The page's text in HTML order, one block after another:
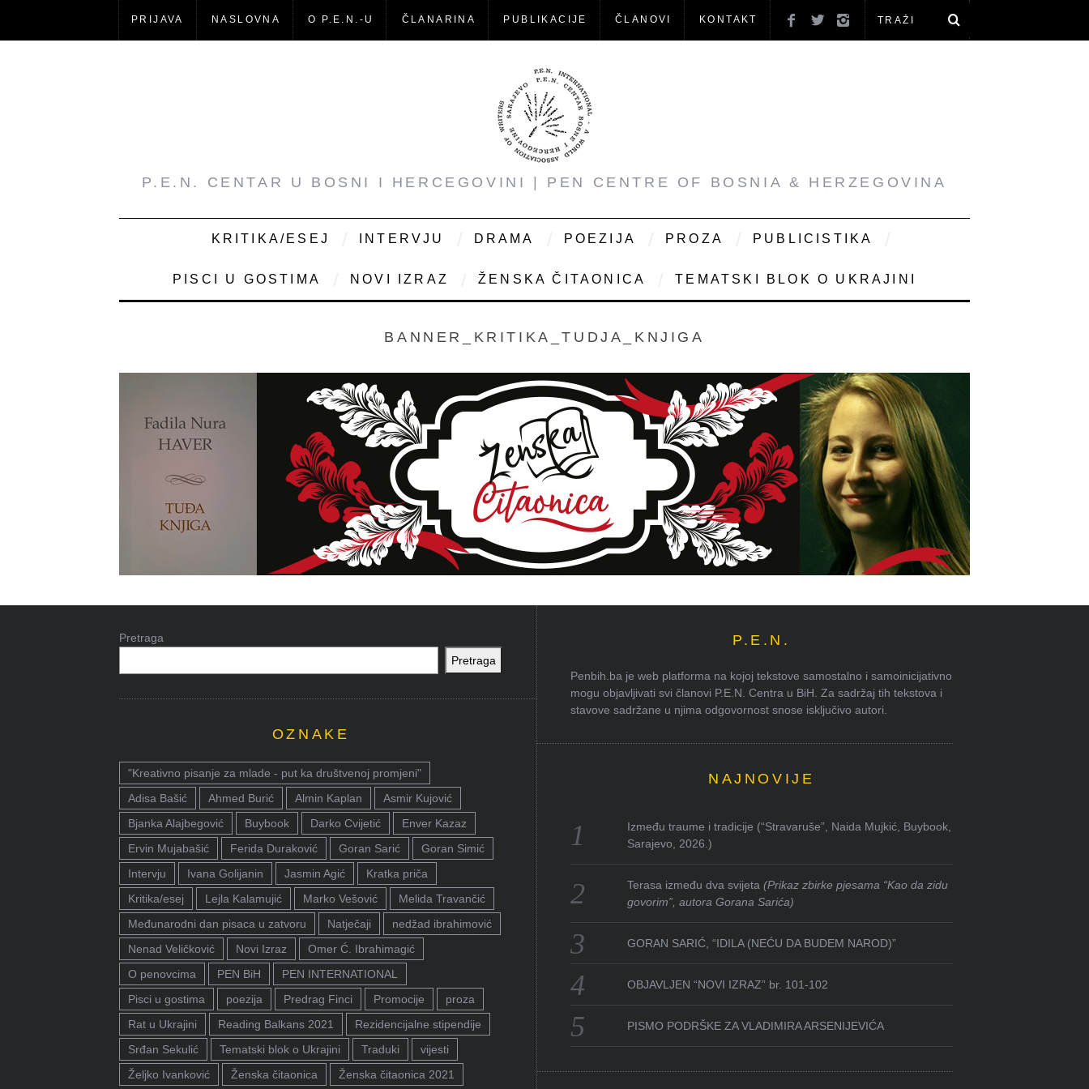
PRIJAVA NASLOVNA O P.E.N.-U ČLANARINA PUBLIKACIJE ČLANOVI KONTAKT
P.E.N. CENTAR U BOSNI I HERCEGOVINI | PEN CENTRE OF BOSNIA & HERZEGOVINA
KRITIKA/ESEJ INTERVJU DRAMA POEZIJA PROZA PUBLICISTIKA
PISCI U GOSTIMA NOVI IZRAZ ŽENSKA ČITAONICA TEMATSKI BLOK O UKRAJINI
BANNER_KRITIKA_TUDJA_KNJIGA
Pretraga
Pretraga
OZNAKE
"Kreativno pisanje za mlade - put ka društvenoj promjeni"
Adisa Bašić
Ahmed Burić Almin Kaplan
Asmir Kujović
Bjanka Alajbegović
Buybook Darko Cvijetić
Enver Kazaz
Ervin Mujabašić
Ferida Duraković Goran Sarić
Goran Simić
Intervju
Ivana Golijanin Jasmin Agić
Kratka priča
Kritika/esej
Lejla Kalamujić Marko Vešović
Melida Travančić
Međunarodni dan pisaca u zatvoru
Natječaji
nedžad ibrahimović
Nenad Veličković
Novi Izraz
Omer Ć. Ibrahimagić
O penovcima
PEN BiH
PEN INTERNATIONAL
Pisci u gostima
poezija Predrag Finci Promocije
proza
Rat u Ukrajini
Reading Balkans 2021
Rezidencijalne stipendije
Srđan Sekulić
Tematski blok o Ukrajini Traduki
vijesti
Željko Ivanković
Ženska čitaonica Ženska čitaonica 2021
P.E.N.
Penbih.ba je web platforma na kojoj tekstove samostalno i samoinicijativno
mogu objavljivati svi članovi P.E.N. Centra u BiH. Za sadržaj tih tekstova i
stavove sadržane u njima odgovornost snose isključivo autori.
NAJNOVIJE
Između traume i tradicije (“Stravaruše”, Naida Mujkić, Buybook,
Sarajevo, 2026.)
Terasa između dva svijeta(Prikaz zbirke pjesama “Kao da zidu
govorim”, autora Gorana Sarića)
GORAN SARIĆ, “IDILA (NEĆU DA BUDEM NAROD)”
OBJAVLJEN “NOVI IZRAZ” br. 101-102
PISMO PODRŠKE ZA VLADIMIRA ARSENIJEVIĆA